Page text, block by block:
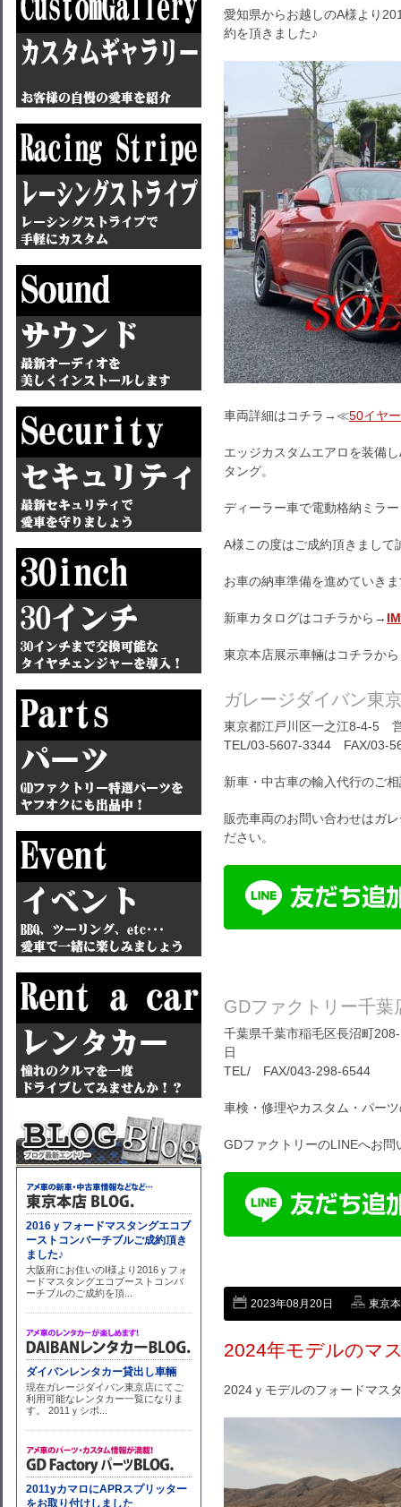
愛知県からお越しのA様より
約を頂きました♪
車両詳細はコチラ→≪50イヤ
エッジカスタムエアロを装備
タング。
ディーラー車で電動格納ミラ
A様この度はご成約頂きまし
お車の納車準備を進めていき
新車カタログはコチラから→
東京本店展示車輛はコチラか
ガレージダイバン東
東京都江戸川区一之江8-4-5
TEL/03-5607-3344 FAX/03-
新車・中古車の輸入代行のご
販売車両のお問い合わせはガ
ださい。
GDファクトリー千葉
千葉県千葉市稲毛区長沼町
日
TEL/ FAX/043-298-6544
車検・修理やカスタム・パー
GDファクトリーのLINEへお問
2023年08月20日 東京
2024年モデルのマ
2024ｙモデルのフォードマス